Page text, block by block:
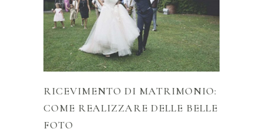
RICEVIMENTO DI MATRIMONIO:
COME REALIZZARE DELLE BELLE
FOTO